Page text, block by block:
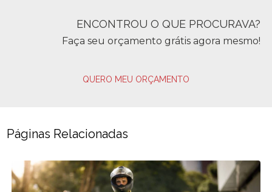
ENCONTROU O QUE PROCURAVA?
Faça seu orçamento grátis agora mesmo!
QUERO MEU ORÇAMENTO
Páginas Relacionadas